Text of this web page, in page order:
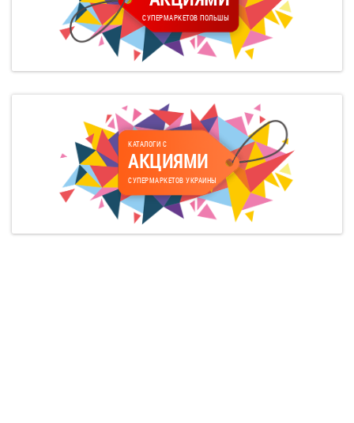
СУПЕРМАРКЕТОВ ПОЛЬШЫ
КАТАЛОГИ С
АКЦИЯМИ
СУПЕРМАРКЕТОВ УКРАИНЫ